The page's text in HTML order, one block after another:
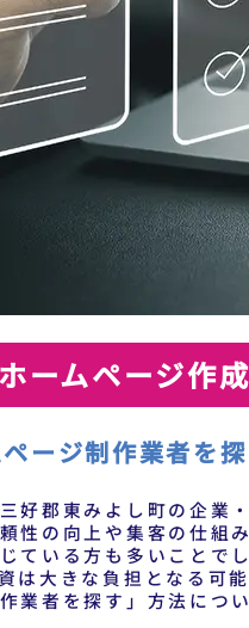
ームページ作
ージ制作業者を
好郡東みよし町の企業
性の向上や集客の仕組
ている方も多いことで
は大きな負担となる可
業者を探す」方法につ